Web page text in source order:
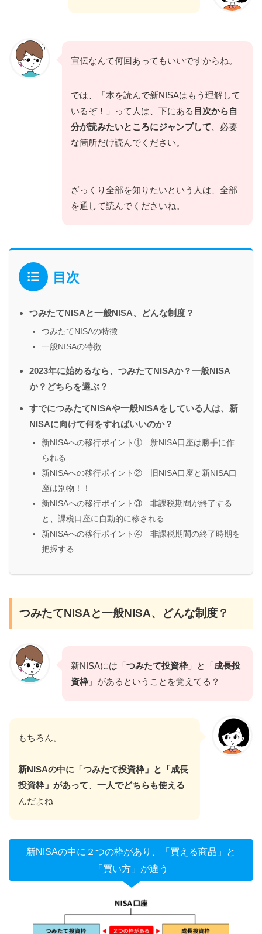
宣伝なんて何回あってもいいですからね。
では、「本を読んで新NISAはもう理解して
いるぞ！」って人は、下にある 目次から自
分が読みたいところにジャンプして、必要
な箇所だけ読んでください。
ざっくり全部を知りたいという人は、全部
を通して読んでくださいね。
目次
つみたてNISAと一般NISA、どんな制度？
つみたてNISAの特徴
一般NISAの特徴
2023年に始めるなら、つみたてNISAか？一般NISA
か？どちらを選ぶ？
すでにつみたてNISAや一般NISAをしている人は、新
NISAに向けて何をすればいいのか？
新NISAへの移行ポイント① 新NISA口座は勝手に作
られる
新NISAへの移行ポイント② 旧NISA口座と新NISA口
座は別物！！
新NISAへの移行ポイント③ 非課税期間が終了する
と、課税口座に自動的に移される
新NISAへの移行ポイント④ 非課税期間の終了時期を
把握する
つみたてNISAと一般NISA、どんな制度？
新NISAには「つみたて投資枠」と「成長投
資枠」があるということを覚えてる？
もちろん。
新NISAの中に「つみたて投資枠」と「成長
投資枠」があって
一人でどちらも使える
んだよね
新NISAの中に２つの枠があり、「買える商品」と
「買い方」が違う